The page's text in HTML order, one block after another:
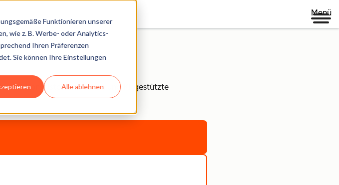
Funktionieren unserer
wie z. B. Werbe- oder Analytics-
Ihren Präferenzen
Sie können Ihre Einstellungen
Alle ablehnen
Menü
einsehen und KI-gestützte